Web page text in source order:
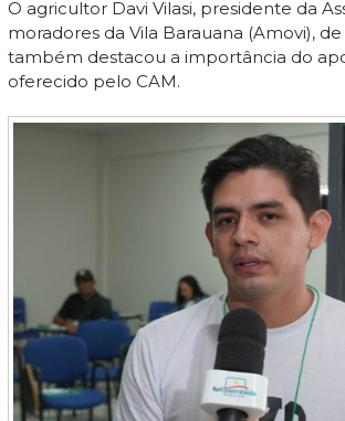
O agricultor Davi Vilasi, presidente da
moradores da Vila Barauana (Amovi), de
também destacou a importância do
oferecido pelo CAM.